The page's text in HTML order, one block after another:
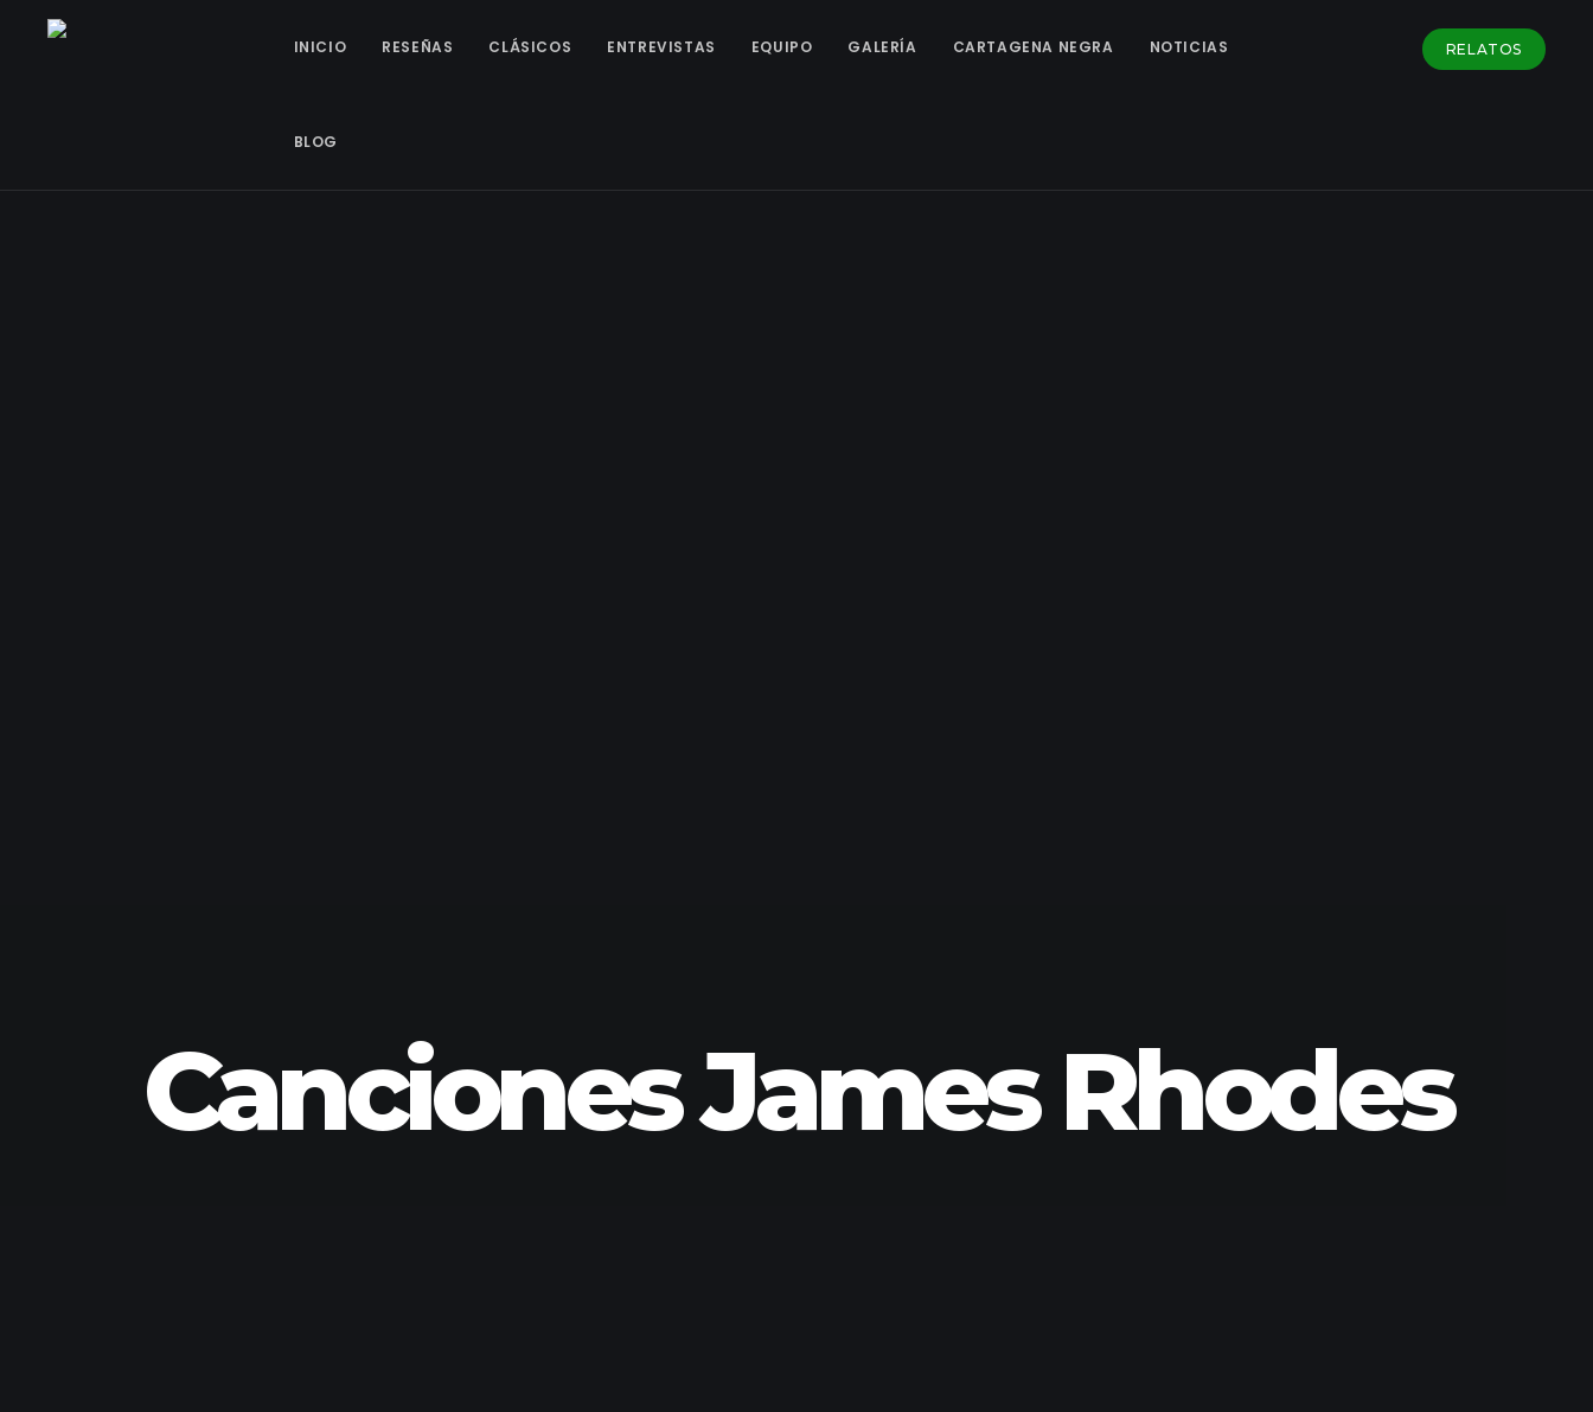
INICIO RESEÑAS CLÁSICOS ENTREVISTAS EQUIPO GALERÍA CARTAGENA NEGRA NOTICIAS
BLOG
RELATOS
Canciones James Rhodes